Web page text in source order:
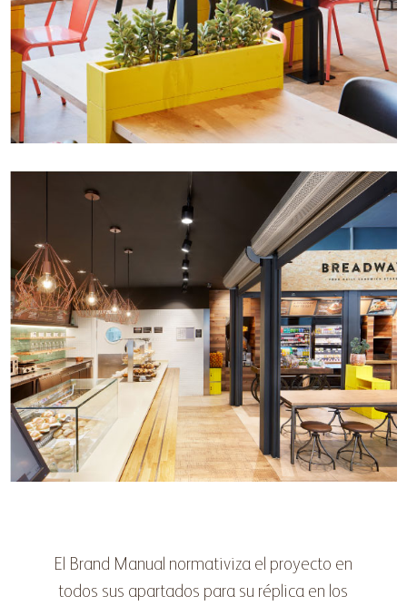
El Brand Manual normativiza el proyecto en
todos sus apartados para su réplica en los